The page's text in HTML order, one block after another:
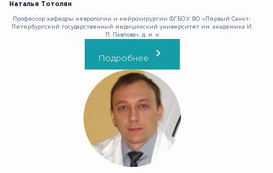
Наталья Тотолян
Профессор кафедры неврологии и нейрохирургии ФГБОУ ВО «Первый Санкт-
Петербургский государственный медицинский университет им. академика И.
П. Павлова», д. м. н
Подробнее